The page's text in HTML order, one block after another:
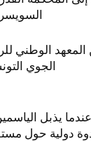
الوطني
الجوي
يذبل
دولية حول